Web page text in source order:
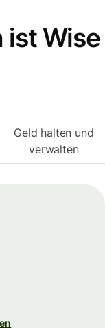
ist Wise
Geld halten und
verwalten